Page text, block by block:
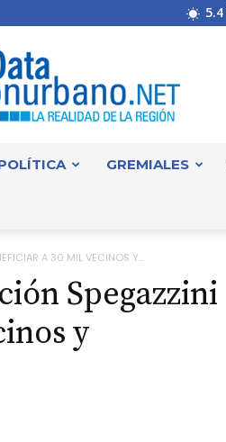
5.4
GREMIALES
A 30 MIL VECINOS Y...
Spegazzini
y